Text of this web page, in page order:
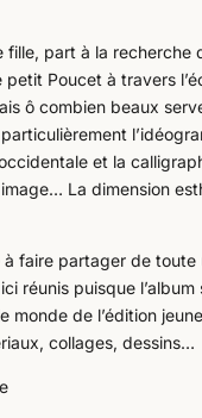
fille, part à la
petit Poucet à travers
ô combien beaux
et la
La dimension
à faire partager de toute
réunis puisque
monde de l’édition
collages, dessins…